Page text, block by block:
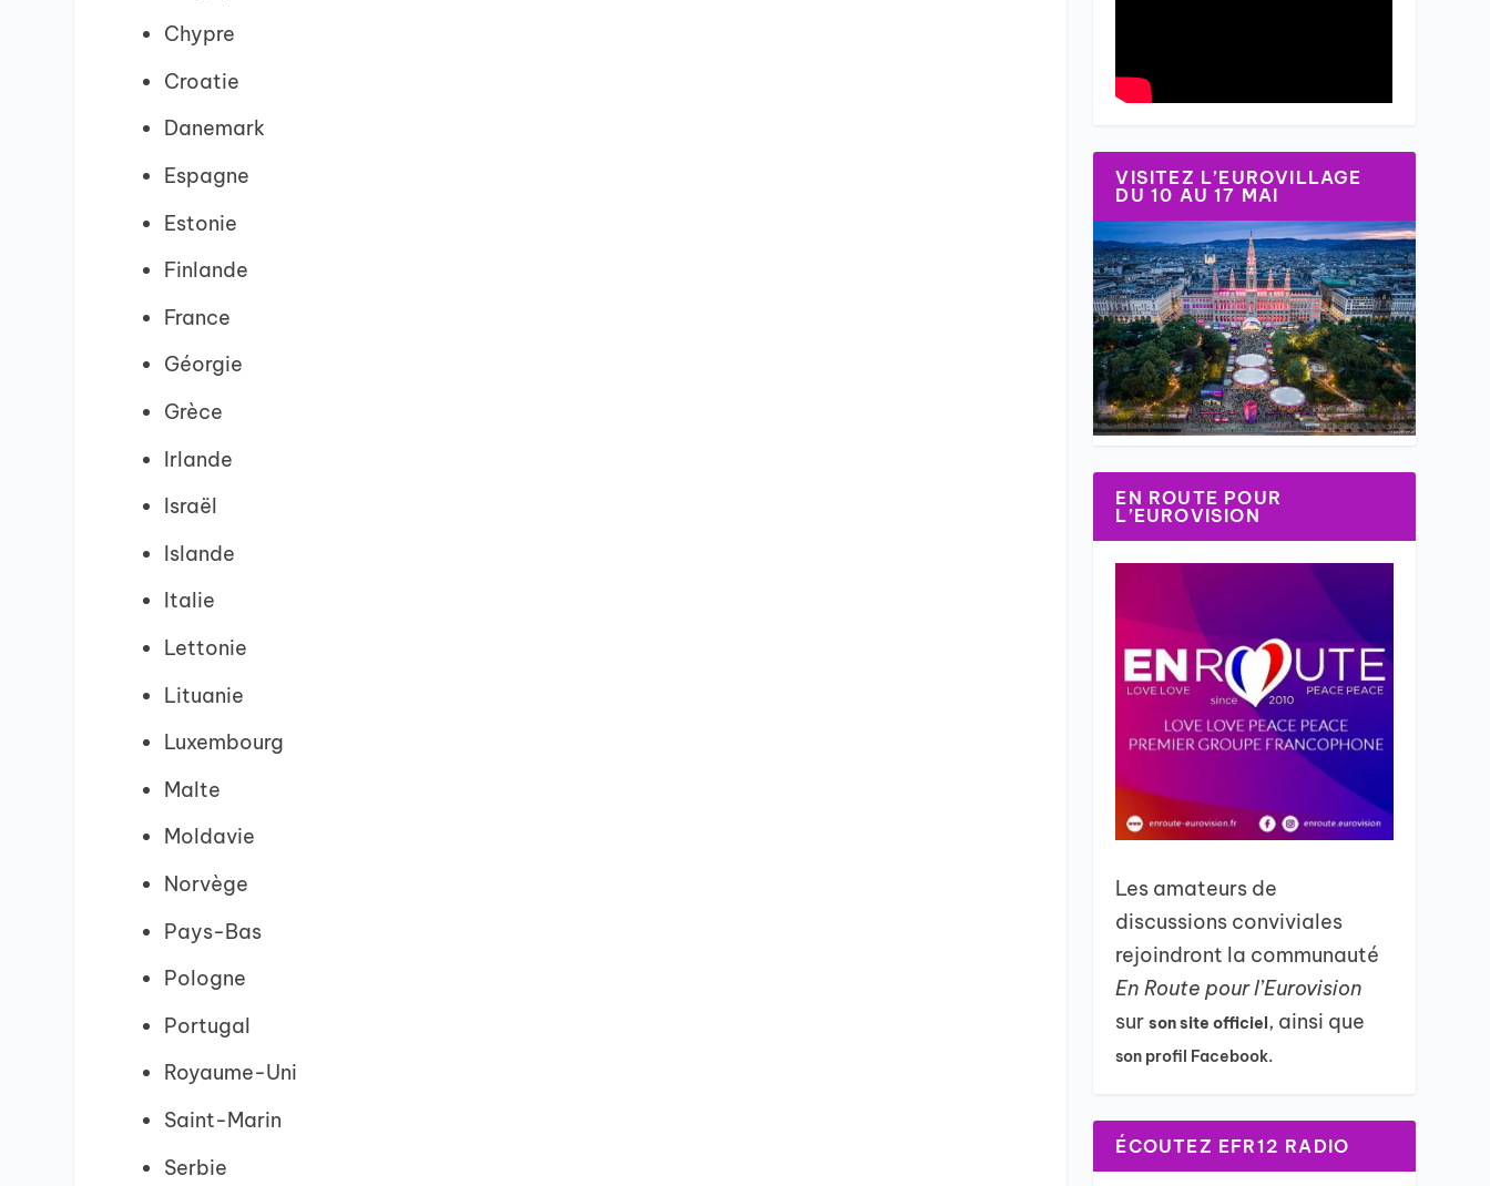
Chypre
Croatie
Danemark
Espagne
Estonie
Finlande
France
Géorgie
Grèce
Irlande
Israël
Islande
Italie
Lettonie
Lituanie
Luxembourg
Malte
Moldavie
Norvège
Pays-Bas
Pologne
Portugal
Royaume-Uni
Saint-Marin
Serbie
VISITEZ L’EUROVILLAGE
DU 10 AU 17 MAI
EN ROUTE POUR
L’EUROVISION
Les amateurs de
discussions conviviales
rejoindront la communauté
En Route pour l’Eurovision
surson site officiel, ainsi que
son profil Facebook.
ÉCOUTEZ EFR12 RADIO